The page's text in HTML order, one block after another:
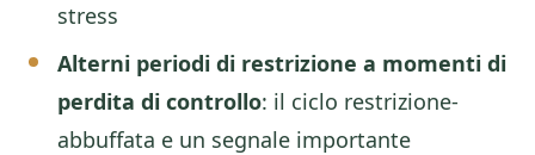
stress
Alterni periodi di restrizione a momenti di
perdita di controllo: il ciclo restrizione-
abbuffata e un segnale importante